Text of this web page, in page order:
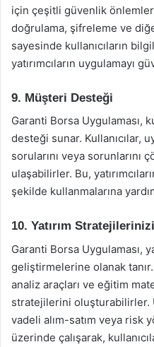
için çeşitli güvenlik
doğrulama, şifreleme ve
sayesinde kullanıcıların
yatırımcıların uygulamayı
9. Müşteri Desteği
Garanti Borsa Uygulaması,
desteği sunar. Kullanıcılar,
sorularını veya sorunlarını
ulaşabilirler. Bu,
şekilde kullanmalarına
10. Yatırım
Garanti Borsa Uygulaması,
geliştirmelerine olanak
analiz araçları ve eğitim
stratejilerini oluşturabilirler.
vadeli alım-satım veya risk
üzerinde çalışarak,